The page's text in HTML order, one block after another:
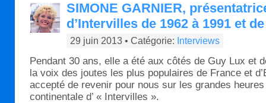
SIMONE GARNIER,
d’Intervilles de 1962 à 1991 et
29 juin 2013 • Catégorie: Interviews
Pendant 30 ans, elle a été aux côtés de Guy Lux et
la voix des joutes les plus populaires de France et
accepté de revenir pour nous sur les grandes
continentale d’ « Intervilles ».